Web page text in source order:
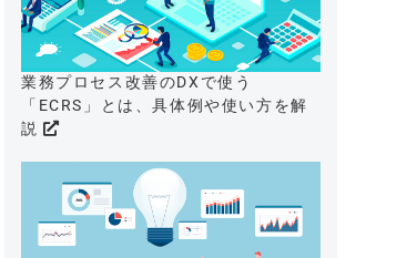
業務プロセス改善のDXで使う
「ECRS」とは、具体例や使い方を解
説